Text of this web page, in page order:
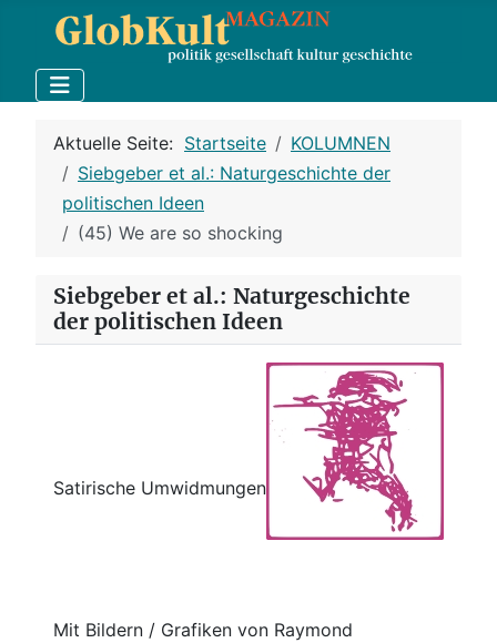
Aktuelle Seite: Startseite
KOLUMNEN
Siebgeber et al.: Naturgeschichte der
politischen Ideen
(45) We are so shocking
Siebgeber et al.: Naturgeschichte
der politischen Ideen
Satirische Umwidmungen
Mit Bildern / Grafiken von Raymond